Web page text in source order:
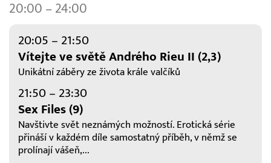
20:00 – 24:00
20:05 – 21:50
Vítejte ve světě Andrého Rieu II (2,3)
Unikátní záběry ze života krále valčíků
21:50 – 23:30
Sex Files (9)
Navštivte svět neznámých možností. Erotická série
přináší v každém díle samostatný příběh, v němž se
prolínají vášeň,...